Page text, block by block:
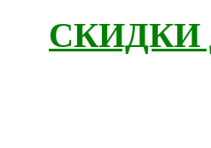
СКИДКИ